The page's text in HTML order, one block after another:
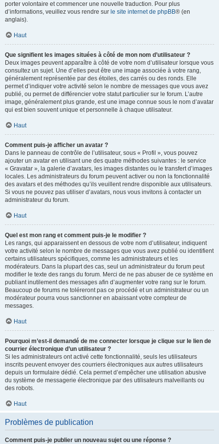
porter volontaire et commencer une nouvelle traduction. Pour plus
d’informations, veuillez vous rendre sur le site internet de phpBB® (en
anglais).
Haut
Que signifient les images situées à côté de mon nom d’utilisateur ?
Deux images peuvent apparaître à côté de votre nom d’utilisateur lorsque vous
consultez un sujet. Une d’elles peut être une image associée à votre rang,
généralement représentée par des étoiles, des carrés ou des ronds. Elle
permet d’indiquer votre activité selon le nombre de messages que vous avez
publié, ou permet de différencier votre statut particulier sur le forum. L’autre
image, généralement plus grande, est une image connue sous le nom d’avatar
qui est bien souvent unique et personnelle à chaque utilisateur.
Haut
Comment puis-je afficher un avatar ?
Dans le panneau de contrôle de l’utilisateur, sous « Profil », vous pouvez
ajouter un avatar en utilisant une des quatre méthodes suivantes : le service
« Gravatar », la galerie d’avatars, les images distantes ou le transfert d’images
locales. Les administrateurs du forum peuvent activer ou non la fonctionnalité
des avatars et des méthodes qu’ils veuillent rendre disponible aux utilisateurs.
Si vous ne pouvez pas utiliser d’avatars, nous vous invitons à contacter un
administrateur du forum.
Haut
Quel est mon rang et comment puis-je le modifier ?
Les rangs, qui apparaissent en dessous de votre nom d’utilisateur, indiquent
votre activité selon le nombre de messages que vous avez publié ou identifient
certains utilisateurs spécifiques, comme les administrateurs et les
modérateurs. Dans la plupart des cas, seul un administrateur du forum peut
modifier le texte des rangs du forum. Merci de ne pas abuser de ce système en
publiant inutilement des messages afin d’augmenter votre rang sur le forum.
Beaucoup de forums ne toléreront pas ce procédé et un administrateur ou un
modérateur pourra vous sanctionner en abaissant votre compteur de
messages.
Haut
Pourquoi m’est-il demandé de me connecter lorsque je clique sur le lien de
courrier électronique d’un utilisateur ?
Si les administrateurs ont activé cette fonctionnalité, seuls les utilisateurs
inscrits peuvent envoyer des courriers électroniques aux autres utilisateurs
depuis un formulaire dédié. Cela permet d’empêcher une utilisation abusive
du système de messagerie électronique par des utilisateurs malveillants ou
des robots.
Haut
Problèmes de publication
Comment puis-je publier un nouveau sujet ou une réponse ?